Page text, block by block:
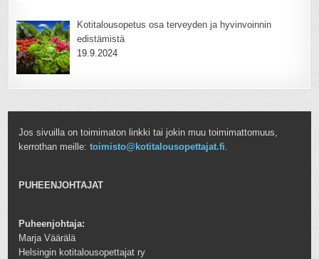
Kotitalousopetus osa terveyden ja hyvinvoinnin
edistämistä
19.9.2024
Jos sivuilla on toimimaton linkki tai jokin muu toimimattomuus,
kerrothan meille:toimisto@kotitalousopettajat.fi
PUHEENJOHTAJAT
Puheenjohtaja:
Marja Väärälä
Helsingin kotitalousopettajat ry